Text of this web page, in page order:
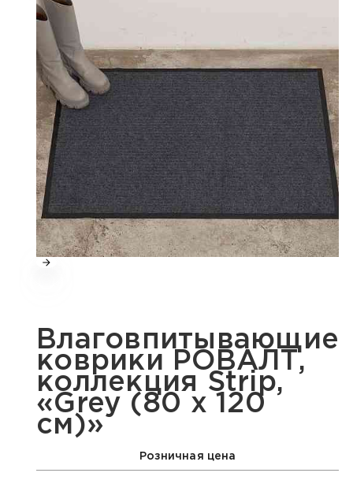
Влаговпитывающие
коврики РОВАЛТ,
коллекция Strip,
«Grey (80 х 120
см)»
Розничная цена